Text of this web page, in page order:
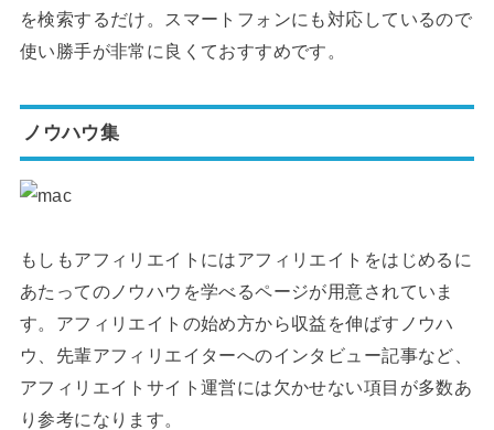
を検索するだけ。スマートフォンにも対応しているので
使い勝手が非常に良くておすすめです。
ノウハウ集
もしもアフィリエイトにはアフィリエイトをはじめるに
あたってのノウハウを学べるページが用意されていま
す。アフィリエイトの始め方から収益を伸ばすノウハ
ウ、先輩アフィリエイターへのインタビュー記事など、
アフィリエイトサイト運営には欠かせない項目が多数あ
り参考になります。